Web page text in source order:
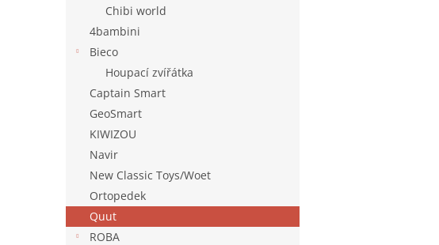
Chibi world
4bambini
Bieco
Houpací zvířátka
Captain Smart
GeoSmart
KIWIZOU
Navir
New Classic Toys/Woet
Ortopedek
Quut
ROBA